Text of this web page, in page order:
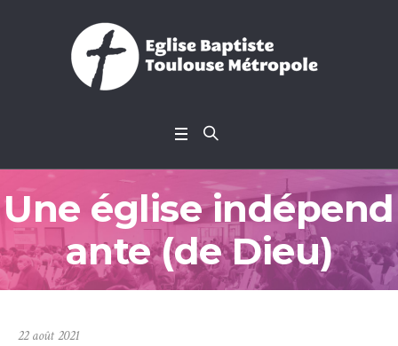
Une église indépend
ante (de Dieu)
22 août 2021